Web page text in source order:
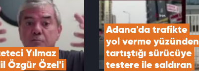
Yılmaz
Özgür Özel'i
Adana'da trafikte
yol verme yüzünden
tartıştığı sürücüye
testere ile saldıran